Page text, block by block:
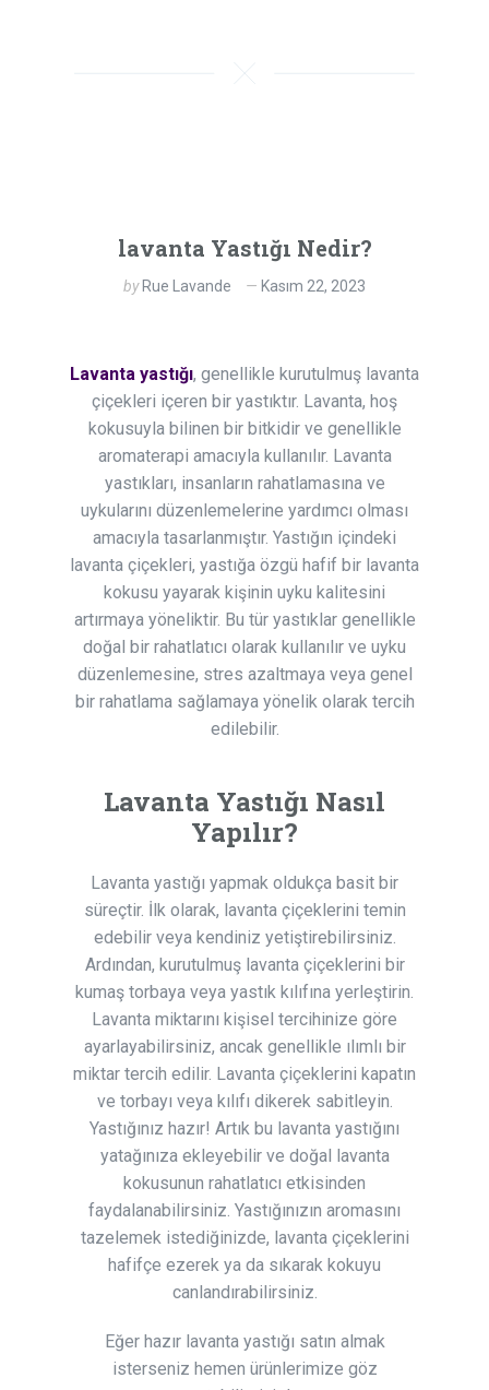
lavanta Yastığı Nedir?
by Rue Lavande Kasım 22, 2023
Lavanta yastığı, genellikle kurutulmuş lavanta
çiçekleri içeren bir yastıktır. Lavanta, hoş
kokusuyla bilinen bir bitkidir ve genellikle
aromaterapi amacıyla kullanılır. Lavanta
yastıkları, insanların rahatlamasına ve
uykularını düzenlemelerine yardımcı olması
amacıyla tasarlanmıştır. Yastığın içindeki
lavanta çiçekleri, yastığa özgü hafif bir lavanta
kokusu yayarak kişinin uyku kalitesini
artırmaya yöneliktir. Bu tür yastıklar genellikle
doğal bir rahatlatıcı olarak kullanılır ve uyku
düzenlemesine, stres azaltmaya veya genel
bir rahatlama sağlamaya yönelik olarak tercih
edilebilir.
Lavanta Yastığı Nasıl
Yapılır?
Lavanta yastığı yapmak oldukça basit bir
süreçtir. İlk olarak, lavanta çiçeklerini temin
edebilir veya kendiniz yetiştirebilirsiniz.
Ardından, kurutulmuş lavanta çiçeklerini bir
kumaş torbaya veya yastık kılıfına yerleştirin.
Lavanta miktarını kişisel tercihinize göre
ayarlayabilirsiniz, ancak genellikle ılımlı bir
miktar tercih edilir. Lavanta çiçeklerini kapatın
ve torbayı veya kılıfı dikerek sabitleyin.
Yastığınız hazır! Artık bu lavanta yastığını
yatağınıza ekleyebilir ve doğal lavanta
kokusunun rahatlatıcı etkisinden
faydalanabilirsiniz. Yastığınızın aromasını
tazelemek istediğinizde, lavanta çiçeklerini
hafifçe ezerek ya da sıkarak kokuyu
canlandırabilirsiniz.
Eğer hazır lavanta yastığı satın almak
isterseniz hemen ürünlerimize göz